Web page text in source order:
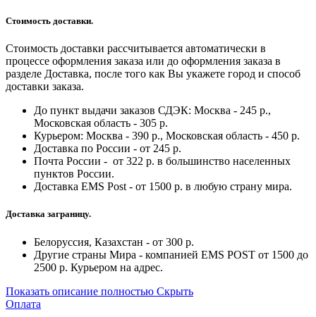
Стоимость доставки.
Стоимость доставки рассчитывается автоматически в
процессе оформления заказа или до оформления заказа в
разделе Доставка, после того как Вы укажете город и способ
доставки заказа.
До пункт выдачи заказов СДЭК: Москва - 245 р.,
Московская область - 305 р.
Курьером: Москва - 390 р., Московская область - 450 р.
Доставка по России - от 245 р.
Почта России - от 322 р. в большинство населенных
пунктов России.
Доставка EMS Post - от 1500 р. в любую страну мира.
Доставка заграницу.
Белоруссия, Казахстан - от 300 р.
Другие страны Мира - компанией EMS POST от 1500 до
2500 р. Курьером на адрес.
Показать описание полностью Скрыть
Оплата